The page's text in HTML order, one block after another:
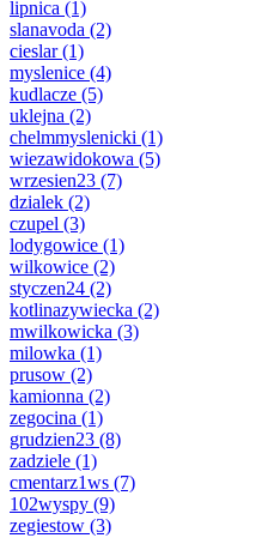
lipnica (1)
slanavoda (2)
cieslar(1)
myslenice (4)
kudlacze (5)
uklejna (2)
chelmmyslenicki (1)
wiezawidokowa (5)
wrzesien23 (7)
dzialek (2)
czupel (3)
lodygowice (1)
wilkowice (2)
styczen24 (2)
kotlinazywiecka (2)
mwilkowicka (3)
milowka (1)
prusow (2)
kamionna (2)
zegocina (1)
grudzien23 (8)
zadziele (1)
cmentarz1ws (7)
102wyspy (9)
zegiestow (3)